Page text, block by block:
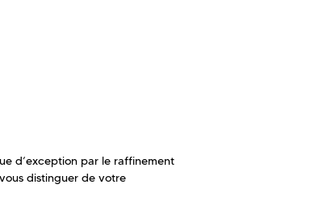
d’exception par le raffinement
distinguer de votre